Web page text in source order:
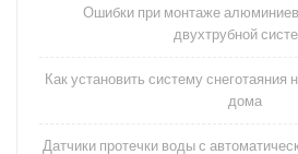
Ошибки при монтаже
двухтрубной
Как установить систему снеготаяния
дома
Датчики протечки воды с